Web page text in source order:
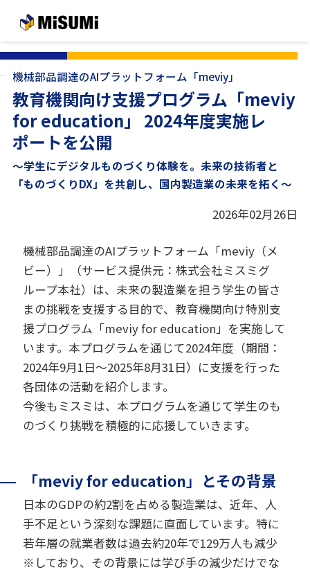
メインコンテンツへスキップする
機械部品調達のAIプラットフォーム「meviy」
教育機関向け支援プログラム「meviy
for education」 2024年度実施レ
ポートを公開
～学生にデジタルものづくり体験を。未来の技術者と
「ものづくりDX」を共創し、国内製造業の未来を拓く～
2026年02月26日
機械部品調達のAIプラットフォーム「meviy（メ
ビー）」（サービス提供元：株式会社ミスミグ
ループ本社）は、未来の製造業を担う学生の皆さ
まの挑戦を支援する目的で、教育機関向け特別支
援プログラム「meviy for education」を実施して
います。本プログラムを通じて2024年度（期間：
2024年9月1日～2025年8月31日）に支援を行った
各団体の活動を紹介します。
今後もミスミは、本プログラムを通じて学生のも
のづくり挑戦を積極的に応援していきます。
「meviy for education」とその背景
日本のGDPの約2割を占める製造業は、近年、人
手不足という深刻な課題に直面しています。特に
若年層の就業者数は過去約20年で129万人も減少
※しており、その背景には学び手の減少だけでな